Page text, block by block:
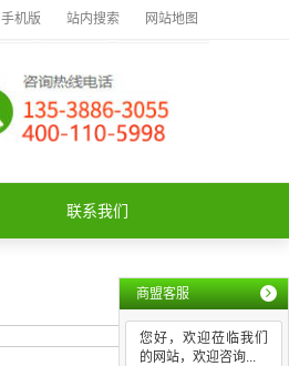
手机版 站内搜索 网站地图
联系我们
商盟客服
您好，欢迎莅临我们
的网站，欢迎咨询...